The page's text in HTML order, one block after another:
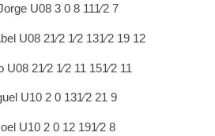
U08 3 0 8 111⁄2 7
U08 21⁄2 1⁄2 131⁄2 19 12
21⁄2 1⁄2 11 151⁄2 11
U10 2 0 131⁄2 21 9
U10 2 0 12 191⁄2 8